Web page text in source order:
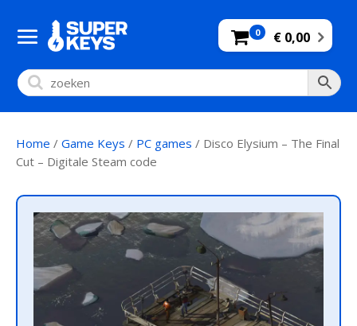
0 € 0,00
Home / Game Keys / PC games / Disco Elysium – The Final
Cut – Digitale Steam code